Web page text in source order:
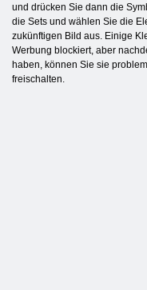
und drücken Sie dann die
die Sets und wählen Sie die
zukünftigen Bild aus. Einige
Werbung blockiert, aber
haben, können Sie sie
freischalten.